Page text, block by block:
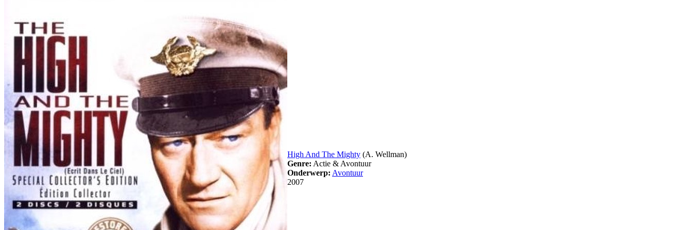
High And The Mighty (A. Wellman)
Genre: Actie & Avontuur
Onderwerp: Avontuur
2007